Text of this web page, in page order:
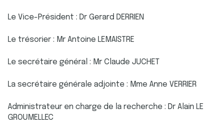
Le Vice-Président : Dr Gerard DERRIEN
Le trésorier : Mr Antoine LEMAISTRE
Le secrétaire général : Mr Claude JUCHET
La secrétaire générale adjointe : Mme Anne VERRIER
Administrateur en charge de la recherche : Dr Alain LE
GROUMELLEC